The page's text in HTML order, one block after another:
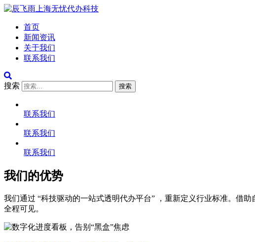
首页
新闻资讯
关于我们
联系我们
搜索 搜索
联系我们
联系我们
联系我们
我们的优势
我们通过 “科技驱动的一站式透明代办平台” ，重新定义行业标准。借
全程可见。